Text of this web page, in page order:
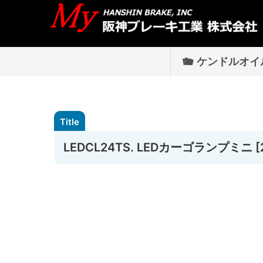
ケンドルオイ
LEDCL24TS. LEDカーゴランプミニ